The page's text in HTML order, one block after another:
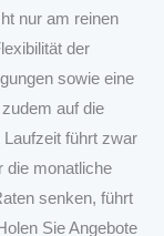
nur am reinen
der
sowie eine
auf die
führt zwar
die monatliche
senken, führt
Sie Angebote